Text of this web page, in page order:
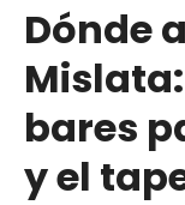
Dónde
bares
y el